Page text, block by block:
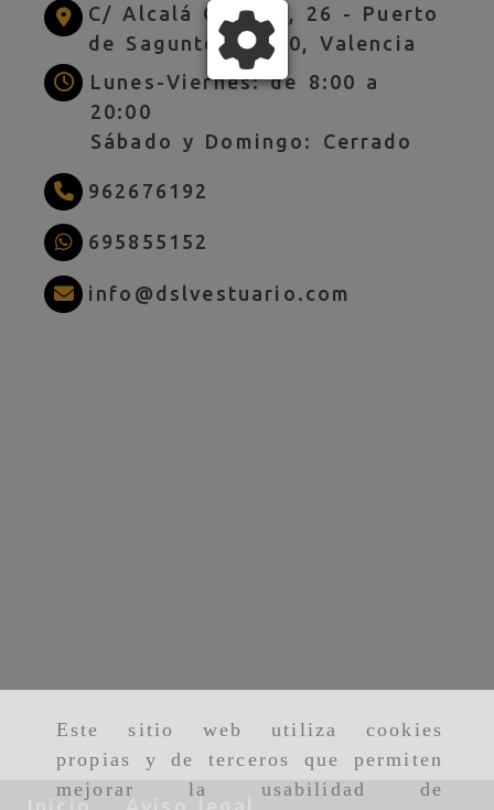
Este sitio web utiliza cookies
propias y de terceros que permiten
mejorar la usabilidad de
C/ Alcalá Galiano, 26 - Puerto
de Sagunto, 46520, Valencia
Lunes-Viernes: de 8:00 a
20:00
Sábado y Domingo: Cerrado
962676192
695855152
info dslvestuario.com